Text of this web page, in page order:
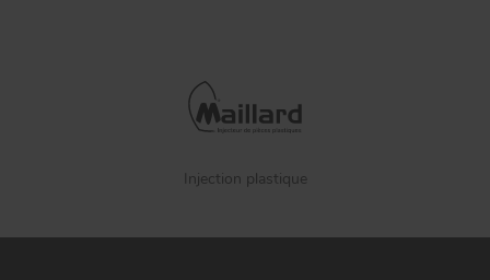
Injection plastique